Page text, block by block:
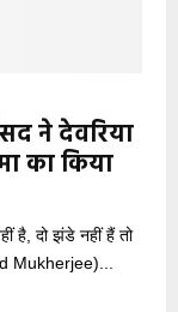
ने देवरिया
का किया
है, दो झंडे नहीं हैं तो
Mukherjee)...